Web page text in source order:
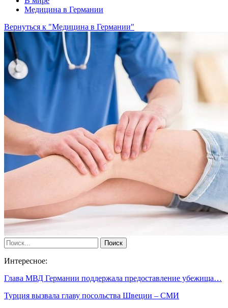
Медицина в Германии
Вернуться к "Медицина в Германии"
Интересное:
Глава МВД Германии поддержала предоставление убежища…
Турция вызвала главу посольства Швеции – СМИ